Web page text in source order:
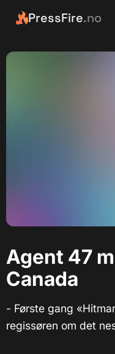
PressFire.no
Agent 47
Canada
- Første gang
regissøren om det